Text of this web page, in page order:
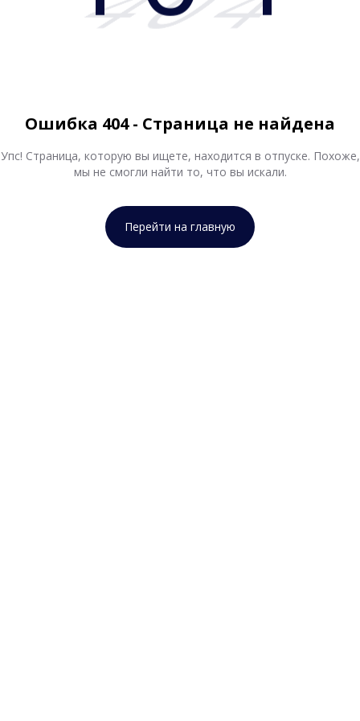
Ошибка 404 - Страница не найдена
Упс! Страница, которую вы ищете, находится в отпуске. Похоже,
мы не смогли найти то, что вы искали.
Перейти на главную